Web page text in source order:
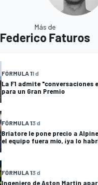
Más de
Federico Faturos
FÓRMULA 11 d
La F1 admite "conversaciones
para un Gran Premio
FÓRMULA 13 d
Briatore le pone precio a
el equipo fuera mío, ¡ya lo
FÓRMULA 13 d
Ingeniero de Aston Martin